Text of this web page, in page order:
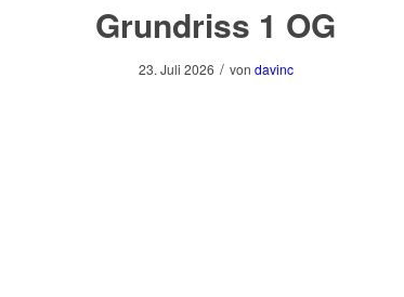
Grundriss 1 OG
23. Juli 2026 / von davinc